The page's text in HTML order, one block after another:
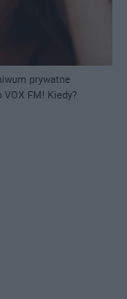
prywatne
FM! Kiedy?